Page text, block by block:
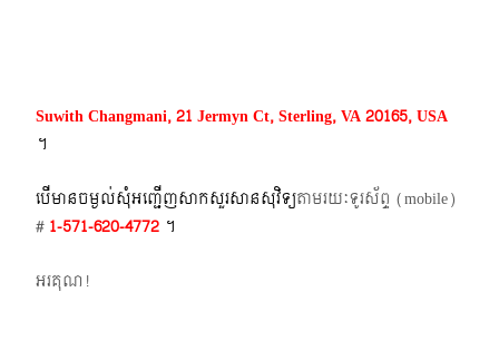
navigation
Suwith Changmani, 21 Jermyn Ct, Sterling, VA 20165, USA
។​
បើមានចម្ងល់​សុំអញ្ជើញសាកសួរសានសុវិទ្យតាមរយៈទូរស័ព្ទ​ (mobile)​
# 1-571-620-4772​ ។
អរគុណ!